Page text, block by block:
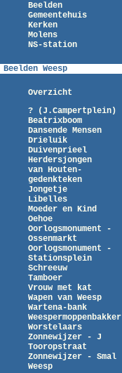
Beelden
Gemeentehuis
Kerken
Molens
NS-station
Beelden Weesp
Overzicht
? (J.Campertplein)
Beatrixboom
Dansende Mensen
Drieluik
Duivenprieel
Herdersjongen
van Houten-
gedenkteken
Jongetje
Libelles
Moeder en Kind
Oehoe
Oorlogsmonument -
Ossenmarkt
Oorlogsmonument -
Stationsplein
Schreeuw
Tamboer
Vrouw met kat
Wapen van Weesp
Wartena-bank
Weespermoppenbakker
Worstelaars
Zonnewijzer - J
Tooropstraat
Zonnewijzer - Smal
Weesp